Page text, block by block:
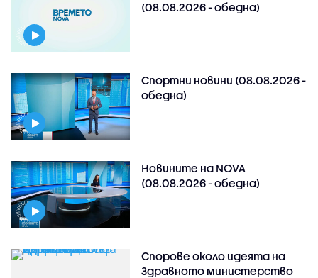
(08.08.2026 - обедна)
Спортни новини (08.08.2026 -
обедна)
Новините на NOVA
(08.08.2026 - обедна)
Спорове около идеята на
Здравното министерство